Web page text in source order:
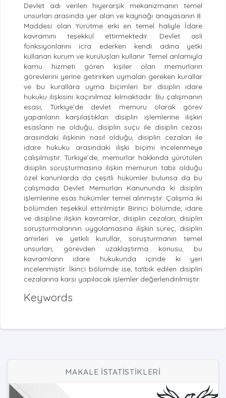
Devlet adı verilen hiyerarşik mekanizmanın temel
unsurları arasında yer alan ve kaynağı anayasanın 8.
Maddesi olan Yürütme erki en temel haliyle İdare
kavramını teşekkül ettirmektedir. Devlet asli
fonksiyonlarını icra ederken kendi adına yetki
kullanan kurum ve kuruluşları kullanır. Temel anlamıyla
kamu hizmeti gören kişiler olan memurların
görevlerini yerine getirirken uymaları gereken kurallar
ve bu kurallara uyma biçimleri bir disiplin idare
hukuku ilişkisini kaçınılmaz kılmaktadır. Bu çalışmanın
esası, Türkiye’de devlet memuru olarak görev
yapanların karşılaştıkları disiplin işlemlerine ilişkin
esasların ne olduğu, disiplin suçu ile disiplin cezası
arasındaki ilişkinin nasıl olduğu, disiplin cezaları ile
idare hukuku arasındaki ilişki biçimi incelenmeye
çalışılmıştır. Türkiye’de, memurlar hakkında yürütülen
disiplin soruşturmasına ilişkin memurun tabii olduğu
özel kanunlarda da çeşitli hükümler bulunsa da bu
çalışmada Devlet Memurları Kanununda ki disiplin
işlemlerine esas hükümler temel alınmıştır. Çalışma iki
bölümden teşekkül ettirilmiştir. Birinci bölümde; idare
ve disipline ilişkin kavramlar, disiplin cezaları, disiplin
soruşturmalarının uygulamasına ilişkin süreç, disiplin
amirleri ve yetkili kurullar, soruşturmanın temel
unsurları, görevden uzaklaştırma konusu, bu
kavramların idare hukukunda içinde ki yeri
incelenmiştir. İkinci bölümde ise, tatbik edilen disiplin
cezalarına karsı yapılacak işlemler değerlendirilmiştir.
Keywords
MAKALE İSTATİSTİKLERİ